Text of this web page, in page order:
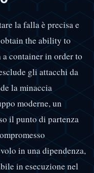
la falla è precisa e
the ability to
container in order to
gli attacchi da
la minaccia
moderne, un
il punto di partenza
in una dipendenza,
in esecuzione nel